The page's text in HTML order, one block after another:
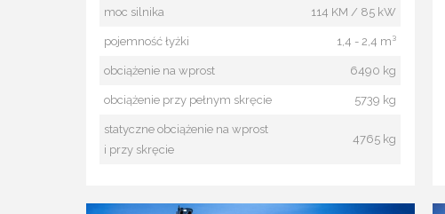
moc silnika 114 KM / 85 kW
pojemność łyżki 1,4 - 2,4 m³
obciążenie na wprost 6490 kg
obciążenie przy pełnym skręcie 5739 kg
statyczne obciążenie na wprost
i przy skręcie
4765 kg